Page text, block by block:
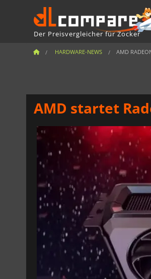
Der Preisvergleicher für Zocker
HARDWARE-NEWS AMD
AMD startet